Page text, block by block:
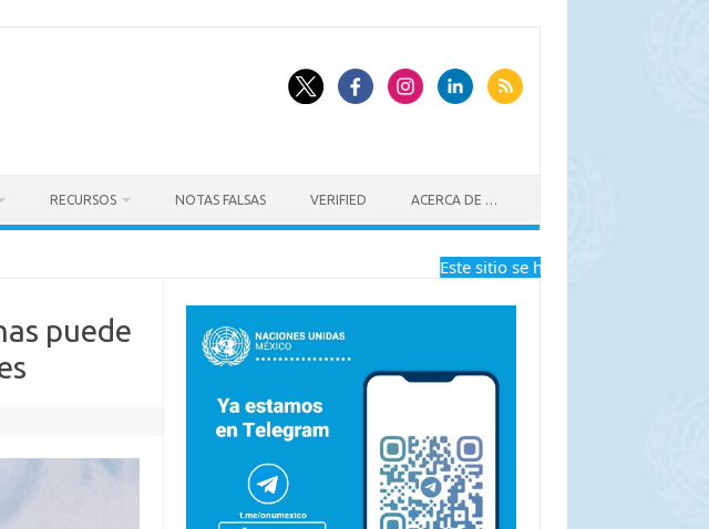
RECURSOS NOTAS FALSAS VERIFIED ACERCA DE …
Este sitio se ha dejado de actualizar a
puede